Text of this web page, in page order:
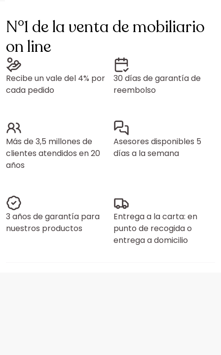
N°1 de la venta de mobiliario
on line
Recibe un vale del 4% por
cada pedido
30 días de garantía de
reembolso
Más de 3,5 millones de
clientes atendidos en 20
años
Asesores disponibles 5
días a la semana
3 años de garantía para
nuestros productos
Entrega a la carta: en
punto de recogida o
entrega a domicilio